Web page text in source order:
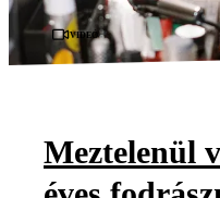
Videó
Meztelenül